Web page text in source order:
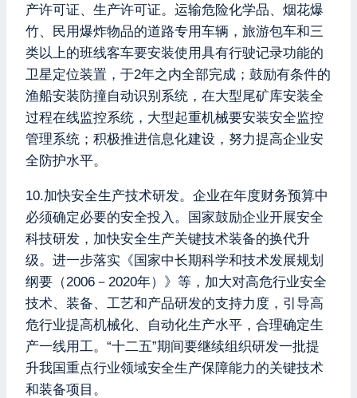
产许可证、生产许可证。运输危险化学品、烟花爆
竹、民用爆炸物品的道路专用车辆，旅游包车和三
类以上的班线客车要安装使用具有行驶记录功能的
卫星定位装置，于2年之内全部完成；鼓励有条件的
渔船安装防撞自动识别系统，在大型尾矿库安装全
过程在线监控系统，大型起重机械要安装安全监控
管理系统；积极推进信息化建设，努力提高企业安
全防护水平。
10.加快安全生产技术研发。企业在年度财务预算中
必须确定必要的安全投入。国家鼓励企业开展安全
科技研发，加快安全生产关键技术装备的换代升
级。进一步落实《国家中长期科学和技术发展规划
纲要（2006－2020年）》等，加大对高危行业安全
技术、装备、工艺和产品研发的支持力度，引导高
危行业提高机械化、自动化生产水平，合理确定生
产一线用工。“十二五”期间要继续组织研发一批提
升我国重点行业领域安全生产保障能力的关键技术
和装备项目。